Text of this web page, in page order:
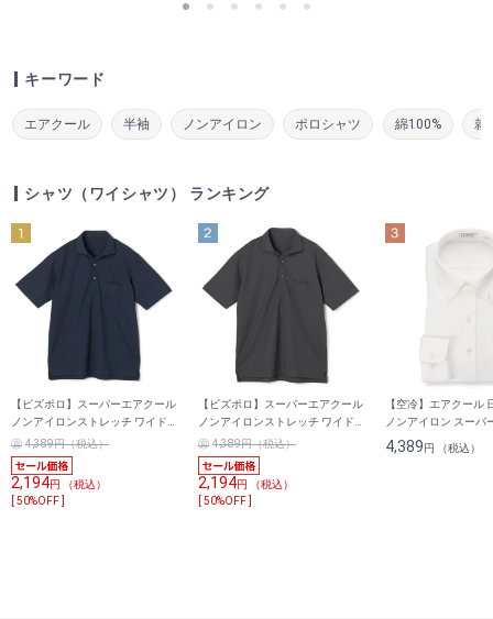
キーワード
エアクール 半袖 ノンアイロン ポロシャツ 綿100% 就
シャツ（ワイシャツ） ランキング
【ビズポロ】スーパーエアクール
ノンアイロンストレッチ ワイド
カラーポロシャツ トリコット無
地
4,389円（税込）
2,194円 （税込）
[ 50%OFF ]
【ビズポロ】スーパーエアクール
ノンアイロンストレッチ ワイド
カラーポロシャツ トリコット無
地
4,389円（税込）
2,194円 （税込）
[ 50%OFF ]
【空冷】エアクール
ノンアイロン スーパ
チ ボタンダウンシャ
レギュラーフィット
4,389円 （税込）